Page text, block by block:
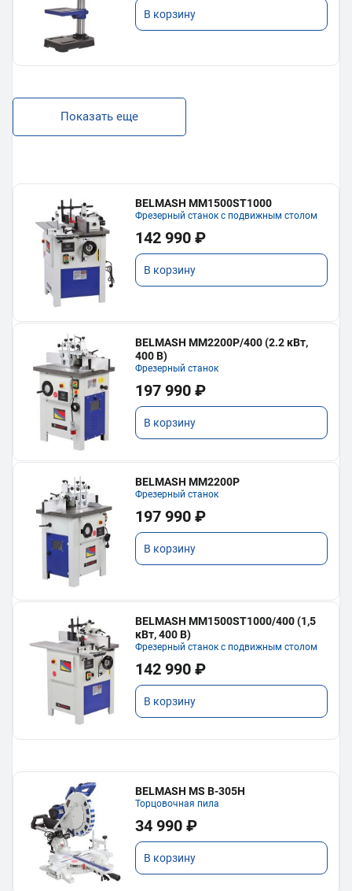
В корзину
Показать еще
BELMASH MM1500ST1000
Фрезерный станок с подвижным столом
142 990 ₽
В корзину
BELMASH MM2200P/400 (2.2 кВт,
400 В)
Фрезерный станок
197 990 ₽
В корзину
BELMASH MM2200P
Фрезерный станок
197 990 ₽
В корзину
BELMASH MM1500ST1000/400 (1,5
кВт, 400 В)
Фрезерный станок с подвижным столом
142 990 ₽
В корзину
BELMASH MS B-305H
Торцовочная пила
34 990 ₽
В корзину